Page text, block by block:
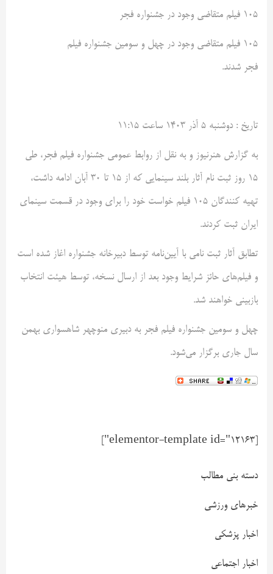
۱۰۵ فیلم متقاضی وجود در جشنواره فجر
۱۰۵ فیلم متقاضی وجود در چهل و سومین جشنواره فیلم
فجر شدند.
تاريخ : دوشنبه ۵ آذر ۱۴۰۳ ساعت ۱۱:۱۵
به گزارش هنرنيوز و به نقل از روابط عمومی جشنواره فیلم فجر، طی
۱۵ روز ثبت نام آثار بلند سینمایی که از ۱۵ تا ۳۰ آبان ادامه داشت،
تهیه کنندگان ۱۰۵ فیلم خواست خود را برای وجود در قسمت سینمای
ایران ثبت کردند.
تطابق آثار ثبت نامی با آیین‌نامه توسط دبیرخانه جشنواره اغاز شده است
و فیلم‌های حائز شرایط وجود بعد از ارسال نسخه، توسط هیئت انتخاب
بازبینی خواهند شد.
چهل و سومین جشنواره فیلم فجر به دبیری منوچهر شاهسواری بهمن‌
سال جاری برگزار می‌شود.
دسته بنی مطالب
خبرهای ورزشی
اخبار پزشکی
اخبار اجتماعی